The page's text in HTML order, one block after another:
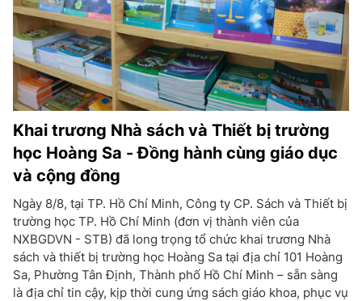
Khai trương Nhà sách và Thiết bị trường
học Hoàng Sa - Đồng hành cùng giáo dục
và cộng đồng
Ngày 8/8, tại TP. Hồ Chí Minh, Công ty CP. Sách và Thiết bị
trường học TP. Hồ Chí Minh (đơn vị thành viên của
NXBGDVN - STB) đã long trọng tổ chức khai trương Nhà
sách và thiết bị trường học Hoàng Sa tại địa chỉ 101 Hoàng
Sa, Phường Tân Định, Thành phố Hồ Chí Minh – sẵn sàng
là địa chỉ tin cậy, kịp thời cung ứng sách giáo khoa, phục vụ